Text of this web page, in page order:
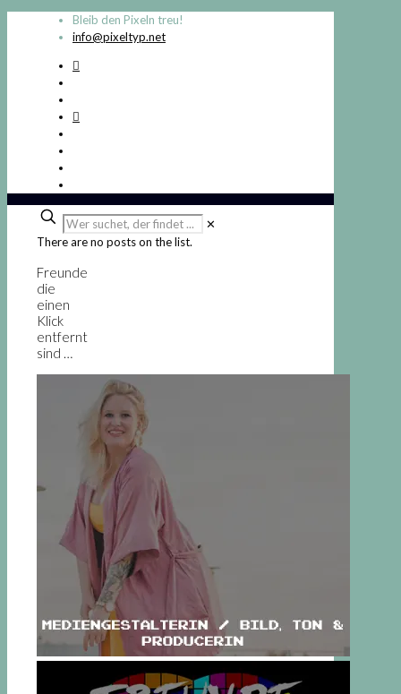
Bleib den Pixeln treu!
info@pixeltyp.net
Wer
suchet,
der
...
✕
There are no posts on the list.
Freunde
die
einen
Klick
entfernt
sind …